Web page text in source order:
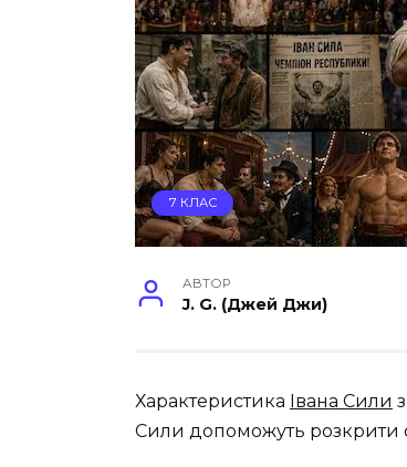
7 КЛАС
АВТОР
J. G. (Джей Джи)
Характеристика Івана Сили
Сили допоможуть розкрити